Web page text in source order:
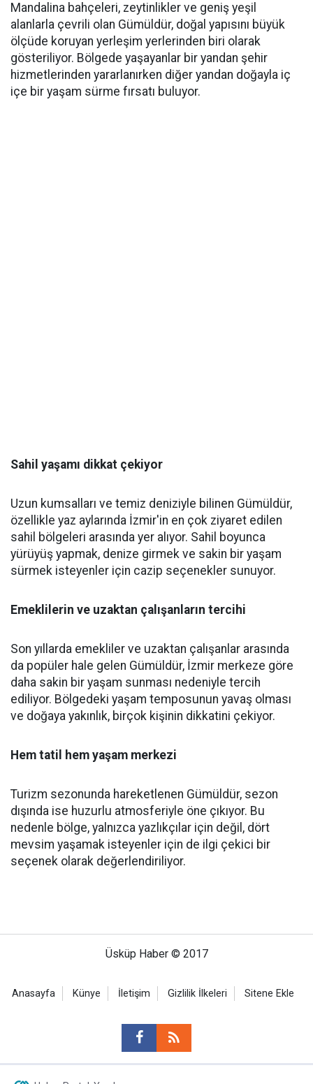
Mandalina bahçeleri, zeytinlikler ve geniş yeşil
alanlarla çevrili olan Gümüldür, doğal yapısını büyük
ölçüde koruyan yerleşim yerlerinden biri olarak
gösteriliyor. Bölgede yaşayanlar bir yandan şehir
hizmetlerinden yararlanırken diğer yandan doğayla iç
içe bir yaşam sürme fırsatı buluyor.
Sahil yaşamı dikkat çekiyor
Uzun kumsalları ve temiz deniziyle bilinen Gümüldür,
özellikle yaz aylarında İzmir'in en çok ziyaret edilen
sahil bölgeleri arasında yer alıyor. Sahil boyunca
yürüyüş yapmak, denize girmek ve sakin bir yaşam
sürmek isteyenler için cazip seçenekler sunuyor.
Emeklilerin ve uzaktan çalışanların tercihi
Son yıllarda emekliler ve uzaktan çalışanlar arasında
da popüler hale gelen Gümüldür, İzmir merkeze göre
daha sakin bir yaşam sunması nedeniyle tercih
ediliyor. Bölgedeki yaşam temposunun yavaş olması
ve doğaya yakınlık, birçok kişinin dikkatini çekiyor.
Hem tatil hem yaşam merkezi
Turizm sezonunda hareketlenen Gümüldür, sezon
dışında ise huzurlu atmosferiyle öne çıkıyor. Bu
nedenle bölge, yalnızca yazlıkçılar için değil, dört
mevsim yaşamak isteyenler için de ilgi çekici bir
seçenek olarak değerlendiriliyor.
Üsküp Haber © 2017
Anasayfa Künye İletişim Gizlilik İlkeleri Sitene Ekle